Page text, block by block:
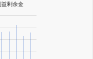
益剰余金